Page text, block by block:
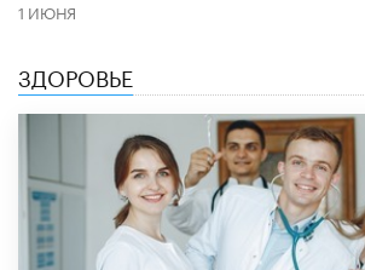
1 ИЮНЯ
ЗДОРОВЬЕ